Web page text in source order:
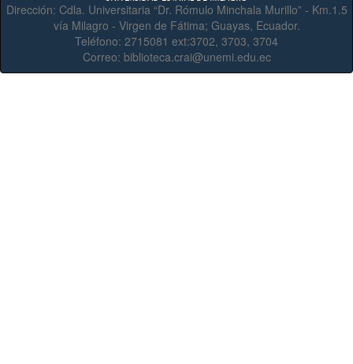
Dirección: Cdla. Universitaria “Dr. Rómulo Minchala Murillo” - Km.1.5
vía Milagro - Virgen de Fátima; Guayas, Ecuador.
Teléfono: 2715081 ext:3702, 3703, 3704
Correo: biblioteca.crai@unemi.edu.ec